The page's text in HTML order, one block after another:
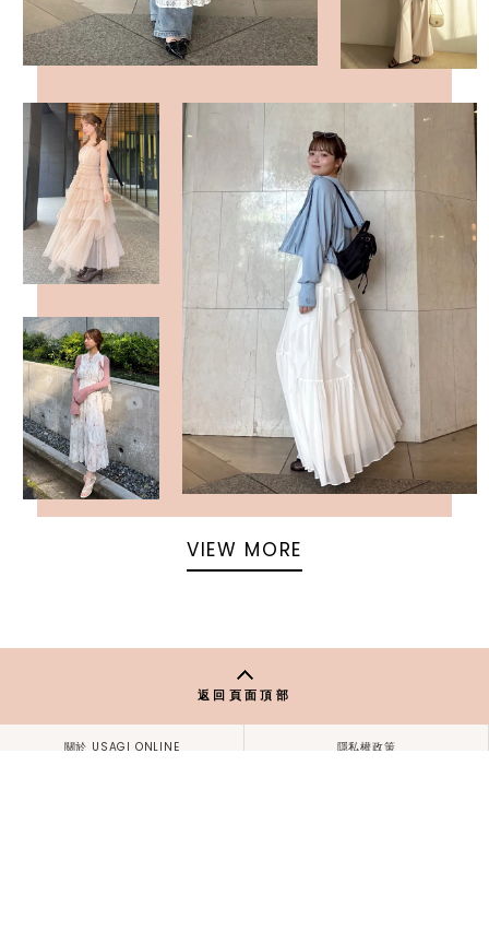
VIEW MORE
返回頁面頂部
關於 USAGI ONLINE 隱私權政策